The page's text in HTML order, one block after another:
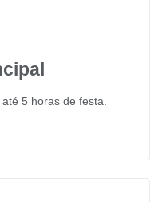
5 horas de festa.